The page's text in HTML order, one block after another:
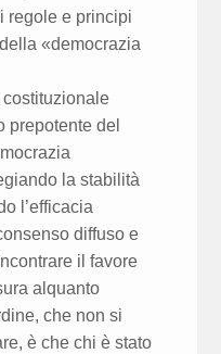
regole e principi
«democrazia
prepotente del
la stabilità
l’efficacia
diffuso e
il favore
alquanto
che non si
è che chi è stato